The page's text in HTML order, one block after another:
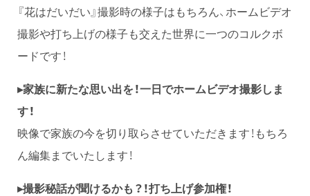
『花はだいだい』撮影時の様子はもちろん、ホームビデオ
撮影や打ち上げの様子も交えた世界に一つのコルクボ
ードです！
▸家族に新たな思い出を！一日でホームビデオ撮影しま
す！
映像で家族の今を切り取らさせていただきます！もちろ
ん編集までいたします！
▸撮影秘話が聞けるかも？！打ち上げ参加権！